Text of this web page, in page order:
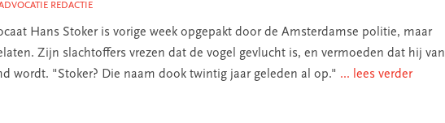
REDACTIE
Hans Stoker is vorige week opgepakt door de Amsterdamse politie, maar
Zijn slachtoffers vrezen dat de vogel gevlucht is, en vermoeden dat hij van
wordt. "Stoker? Die naam dook twintig jaar geleden al op." ... lees verder